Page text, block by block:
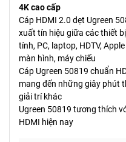
4K cao cấp
Cáp HDMI 2.0 dẹt Ugreen
xuất tín hiệu giữa các thiết
tính, PC, laptop, HDTV,
màn hình, máy chiếu
Cáp Ugreen 50819 chuẩn
mang đến những giây phút
giải trí khác
Ugreen 50819 tương thích
HDMI hiện nay